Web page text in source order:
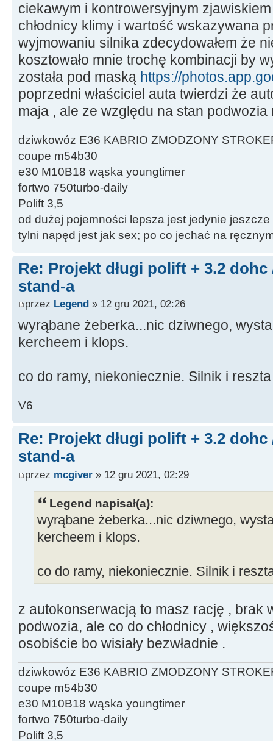
ciekawym i kontrowersyjnym
chłodnicy klimy i wartość wskazywana
wyjmowaniu silnika zdecydowałem że
kosztowało mnie trochę kombinacji by
została pod maską https://
poprzedni właściciel auta twierdzi że
maja , ale ze względu na stan podwozia
dziwkowóz E36 KABRIO ZMODZONY
coupe m54b30
e30 M10B18 wąska youngtimer
fortwo 750turbo-daily
Polift 3,5
od dużej pojemności lepsza jest jedynie jeszcze
tylni napęd jest jak sex; po co jechać na
Re: Projekt długi polift + 3.2 dohc
stand-a
przez Legend » 12 gru 2021, 02:26
wyrąbane żeberka...nic dziwnego,
kercheem i klops.
co do ramy, niekoniecznie. Silnik i
V6
Re: Projekt długi polift + 3.2 dohc
stand-a
przez mcgiver » 12 gru 2021, 02:29
Legend napisał(a):
wyrąbane żeberka...nic dziwnego,
kercheem i klops.
co do ramy, niekoniecznie. Silnik i
z autokonserwacją to masz rację , brak
podwozia, ale co do chłodnicy ,
osobiście bo wisiały bezwładnie .
dziwkowóz E36 KABRIO ZMODZONY
coupe m54b30
e30 M10B18 wąska youngtimer
fortwo 750turbo-daily
Polift 3,5